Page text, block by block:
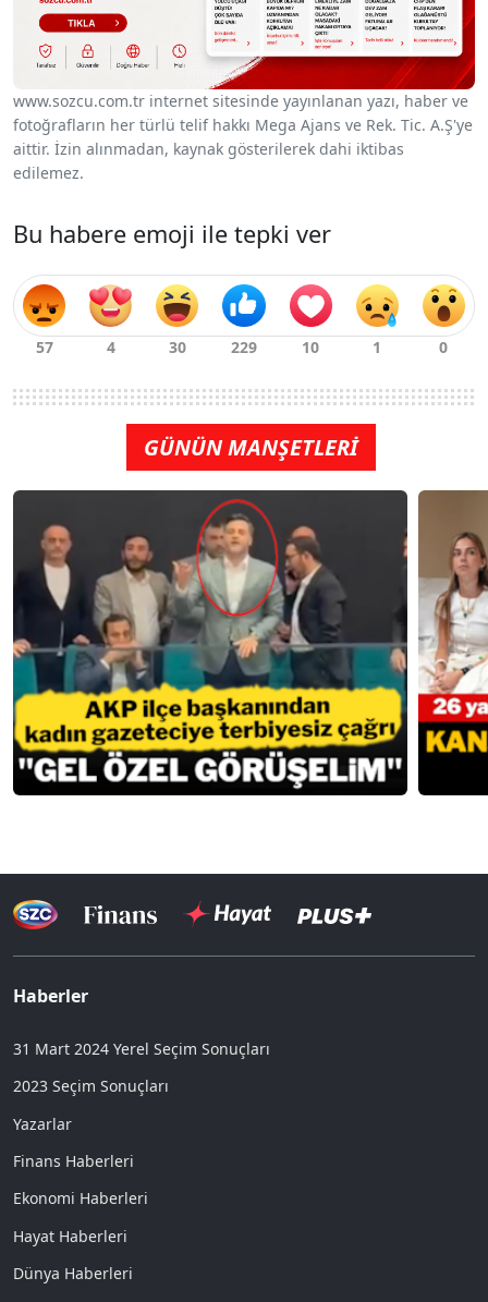
www.sozcu.com.tr internet sitesinde yayınlanan yazı, haber ve
fotoğrafların her türlü telif hakkı Mega Ajans ve Rek. Tic. A.Ş'ye
aittir. İzin alınmadan, kaynak gösterilerek dahi iktibas
edilemez.
Bu habere emoji ile tepki ver
GÜNÜN MANŞETLERİ
Haberler
31 Mart 2024 Yerel Seçim Sonuçları
2023 Seçim Sonuçları
Yazarlar
Finans Haberleri
Ekonomi Haberleri
Hayat Haberleri
Dünya Haberleri